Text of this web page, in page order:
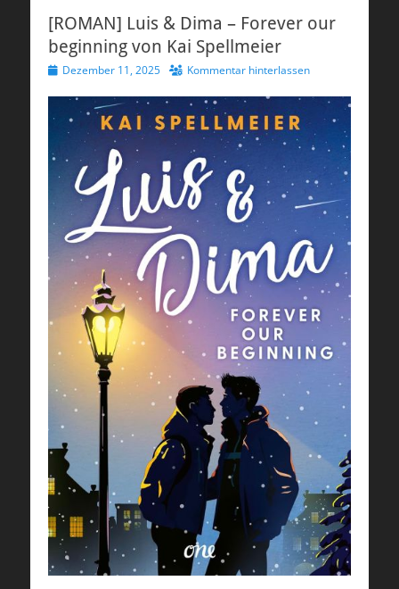
[ROMAN] Luis & Dima – Forever our
beginning von Kai Spellmeier
Veröffentlicht
Dezember 11, 2025 Kommentar hinterlassen